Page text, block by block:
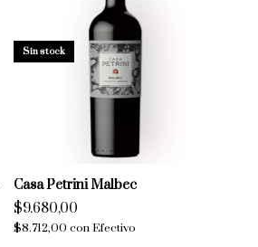
Sin stock
Casa Petrini Malbec
$9.680,00
$8.712,00con Efectivo